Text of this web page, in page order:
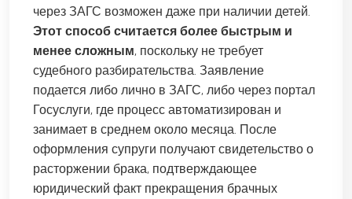
через ЗАГС возможен даже при наличии детей.
Этот способ считается более быстрым и
менее сложным, поскольку не требует
судебного разбирательства. Заявление
подается либо лично в ЗАГС, либо через портал
Госуслуги, где процесс автоматизирован и
занимает в среднем около месяца. После
оформления супруги получают свидетельство о
расторжении брака, подтверждающее
юридический факт прекращения брачных